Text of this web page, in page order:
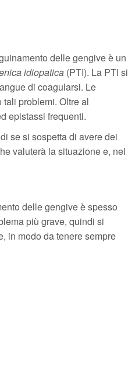
delle gengive è un
idiopatica(PTI). La PTI si
di coagularsi. Le
problemi. Oltre al
epistassi frequenti.
se si sospetta di avere dei
valuterà la situazione e, nel
delle gengive è spesso
più grave, quindi si
in modo da tenere sempre